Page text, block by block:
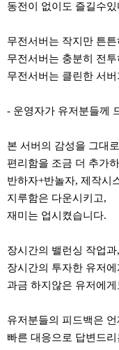
동전이 없이도 즐길수
무전서버는 작지만 튼
무전서버는 충분히 전
무전서버는 클린한 서
- 운영자가 유저분들께
본 서버의 감성을 그대
편리함을 조금 더 추가
반하자+반놀자, 제작시
지루함은 다운시키고,
재미는 업시켰습니다.
장시간의 밸런싱 작업
장시간의 투자한 유저
과금 하지않은 유저에
유저분들의 피드백은
빠른 대응으로 답변드